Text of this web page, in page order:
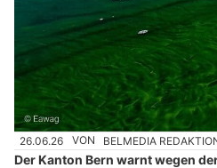
26.06.26 VON BELMEDIA
Der Kanton Bern warnt wegen